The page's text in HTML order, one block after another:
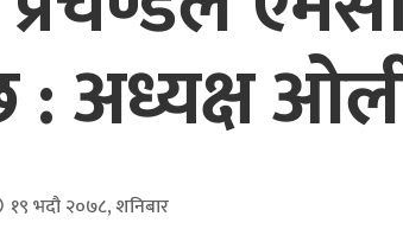
: अध्यक्ष
१९ भदौ २०७८, शनिबार